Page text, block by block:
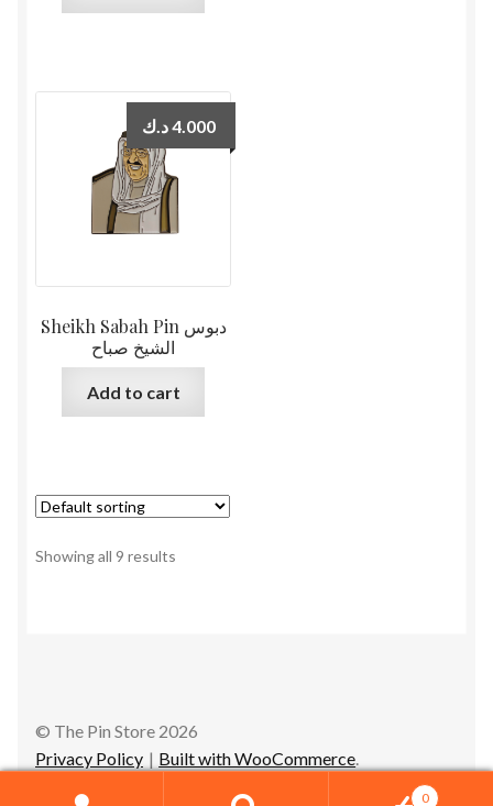
Sheikh Sabah Pin دبوس
الشيخ صباح
4.000د.ك
Add to cart
Showing all 9 results
© The Pin Store 2026
Privacy Policy
Built with WooCommerce.
0